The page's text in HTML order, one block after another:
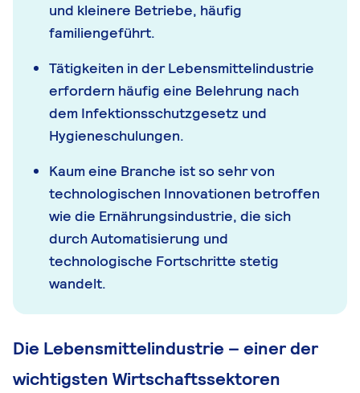
und kleinere Betriebe, häufig
familiengeführt.
Tätigkeiten in der Lebensmittelindustrie
erfordern häufig eine Belehrung nach
dem Infektionsschutzgesetz und
Hygieneschulungen.
Kaum eine Branche ist so sehr von
technologischen Innovationen betroffen
wie die Ernährungsindustrie, die sich
durch Automatisierung und
technologische Fortschritte stetig
wandelt.
Die Lebensmittelindustrie – einer der
wichtigsten Wirtschaftssektoren